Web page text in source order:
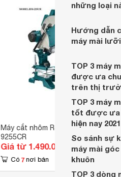
Máy cắt nhôm Romano RM-
9255CR
Giá từ 1.490.000 đ
Có 7 nơi bán
những loại
Hướng dẫn
máy mài
TOP 3 máy
được ưa
trên thị
TOP 3 máy
tốt được ưa
hiện nay 2021
So sánh sự
máy mài
khuôn
TOP 3 dòng